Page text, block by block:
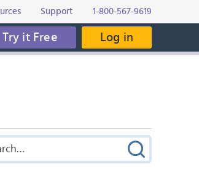
Support 1-800-567-9619
Try it Free Log in